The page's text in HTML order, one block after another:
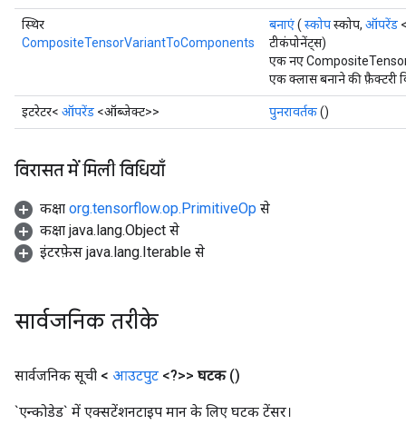
स्थिर
CompositeTensorVariantToComponents
बनाएं( स्कोपस्कोप, ऑपरेंड
टीकंपोनेंट्स)
एक नए
एक क्लास बनाने की फ़ैक्टरी
इटरेटर< ऑपरेंड <ऑब्जेक्ट>> पुनरावर्तक()
विरासत में मिली विधियाँ
कक्षा org.tensorflow.op.PrimitiveOp से
कक्षा java.lang.Object से
इंटरफ़ेस java.lang.Iterable से
सार्वजनिक तरीके
सार्वजनिक सूची < आउटपुट <?>> घटक ()
`एन्कोडेड` में एक्सटेंशनटाइप मान के लिए घटक टेंसर।